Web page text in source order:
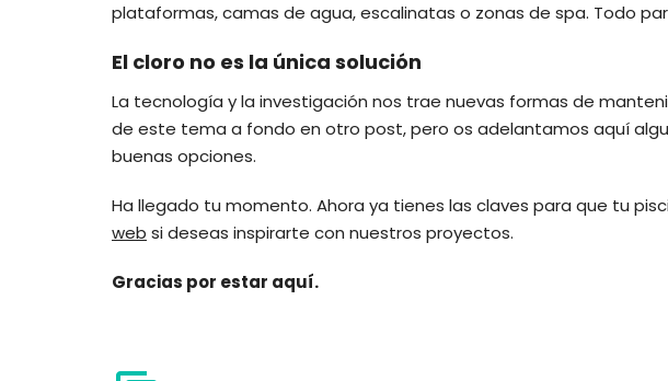
plataformas, camas de agua, escalinatas o zonas de spa. Todo
El cloro no es la única solución
La tecnología y la investigación nos trae nuevas formas de
de este tema a fondo en otro post, pero os adelantamos aquí
buenas opciones.
Ha llegado tu momento. Ahora ya tienes las claves para que tu
web si deseas inspirarte con nuestros proyectos.
Gracias por estar aquí.